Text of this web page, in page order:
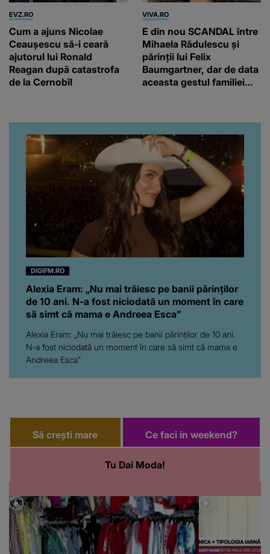
EVZ.RO
Cum a ajuns Nicolae
Ceaușescu să-i ceară
ajutorul lui Ronald
Reagan după catastrofa
de la Cernobîl
VIVA.RO
E din nou SCANDAL între
Mihaela Rădulescu și
părinții lui Felix
Baumgartner, dar de data
aceasta gestul familiei
noastră! Fostei
prezentatoare nici că-i
vine să creadă că s-a
ajuns până aici, dar e
adevărat, au făcut-o și pe
asta! Și ce a ieșit la iveală
ar fi prea mult pentru
oricine: "Cu… mine, fata
româncă...”
DIGIFM.RO
Alexia Eram: „Nu mai trăiesc pe banii părinților
de 10 ani. N-a fost niciodată un moment în care
să simt că mama e Andreea Esca”
Alexia Eram: „Nu mai trăiesc pe banii părinților de 10 ani.
N-a fost niciodată un moment în care să simt că mama e
Andreea Esca”
Să crești mare
Tu Dai Moda!
Ce faci in weekend?